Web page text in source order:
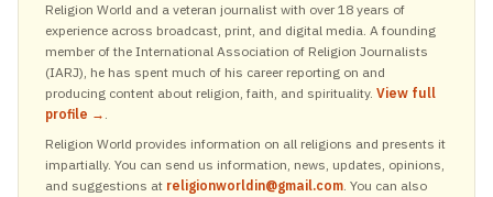
Religion World and a veteran journalist with over 18 years of
experience across broadcast, print, and digital media. A founding
member of the International Association of Religion Journalists
(IARJ), he has spent much of his career reporting on and
producing content about religion, faith, and spirituality. View full
profile → .
Religion World provides information on all religions and presents it
impartially. You can send us information, news, updates, opinions,
and suggestions at religionworldin@gmail.com. You can also